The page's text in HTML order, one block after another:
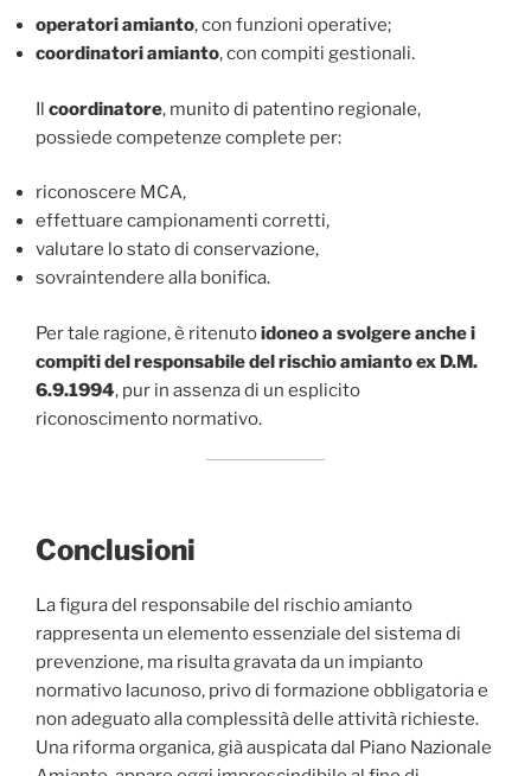
operatori amianto, con funzioni operative;
coordinatori amianto, con compiti gestionali.
Il coordinatore, munito di patentino regionale,
possiede competenze complete per:
riconoscere MCA,
effettuare campionamenti corretti,
valutare lo stato di conservazione,
sovraintendere alla bonifica.
Per tale ragione, è ritenutoidoneo a svolgere anche i
compiti del responsabile del rischio amianto ex D.M.
6.9.1994, pur in assenza di un esplicito
riconoscimento normativo.
Conclusioni
La figura del responsabile del rischio amianto
rappresenta un elemento essenziale del sistema di
prevenzione, ma risulta gravata da un impianto
normativo lacunoso, privo di formazione obbligatoria e
non adeguato alla complessità delle attività richieste.
Una riforma organica, già auspicata dal Piano Nazionale